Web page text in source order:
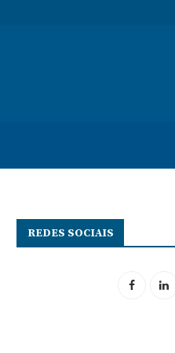
REDES SOCIAIS